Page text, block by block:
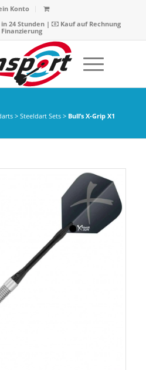
Konto
24 Stunden |
Kauf auf Rechnung
> Steeldart Sets> Bull’s X-Grip X1